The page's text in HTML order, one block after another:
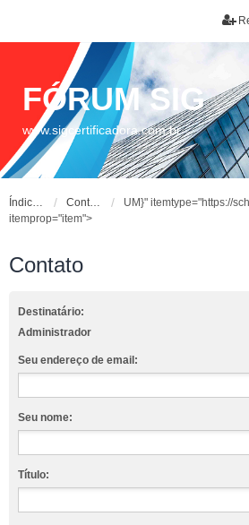
FÓRUM SIG
www.sigcertificadora.com.br
Índice do fórum Contato
UM}" itemtype="https://
itemprop="item">
Contato
Destinatário:
Administrador
Seu endereço de email:
Seu nome:
Título: